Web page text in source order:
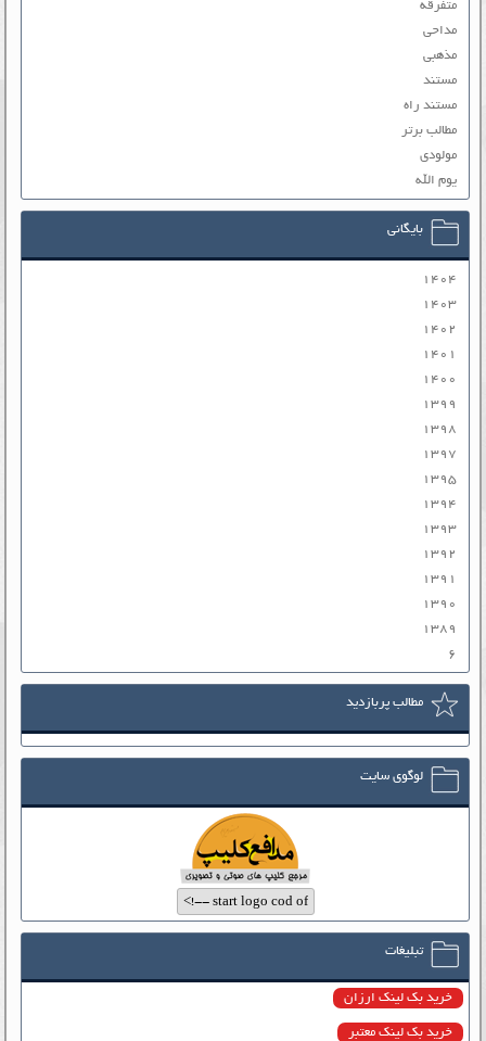
متفرقه
مداحی
مذهبی
مستند
مستند راه
مطالب برتر
مولودی
یوم الله
بایگانی
۱۴۰۴
۱۴۰۳
۱۴۰۲
۱۴۰۱
۱۴۰۰
۱۳۹۹
۱۳۹۸
۱۳۹۷
۱۳۹۵
۱۳۹۴
۱۳۹۳
۱۳۹۲
۱۳۹۱
۱۳۹۰
۱۳۸۹
۶
مطالب پربازدید
لوگوی سایت
تبلیغات
خرید بک لینک ارزان
خرید بک لینک معتبر